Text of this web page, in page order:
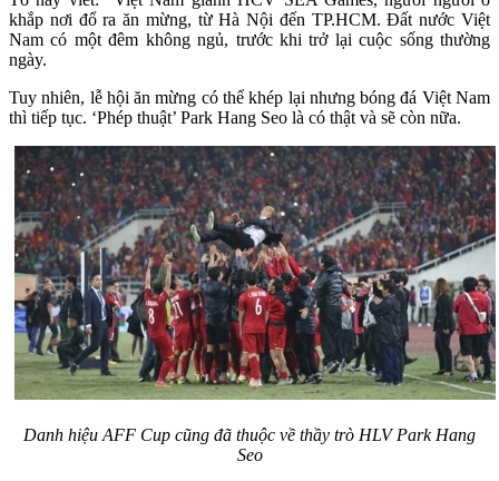
khắp nơi đổ ra ăn mừng, từ Hà Nội đến TP.HCM. Đất nước Việt
Nam có một đêm không ngủ, trước khi trở lại cuộc sống thường
ngày.
Tuy nhiên, lễ hội ăn mừng có thể khép lại nhưng bóng đá Việt Nam
thì tiếp tục. ‘Phép thuật’ Park Hang Seo là có thật và sẽ còn nữa.
Danh hiệu AFF Cup cũng đã thuộc về thầy trò HLV Park Hang
Seo